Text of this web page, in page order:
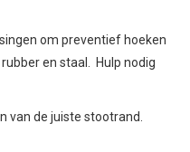
om preventief hoeken
en staal. Hulp nodig
van de juiste stootrand.